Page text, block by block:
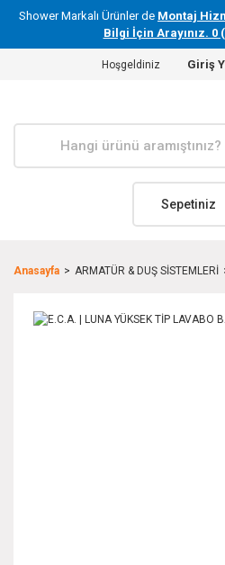
Shower Markalı Ürünler de Montaj
Bilgi İçin Arayınız. 0
Hoşgeldiniz Giriş
Sepetiniz
Anasayfa ARMATÜR & DUŞ SİSTEMLERİ